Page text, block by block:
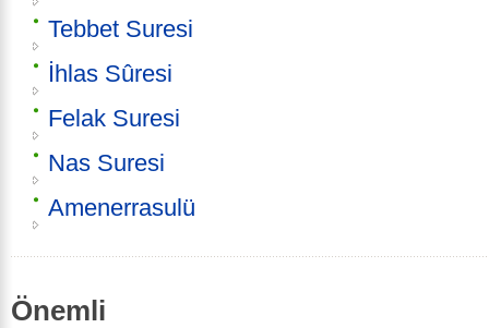
Tebbet Suresi
İhlas Sûresi
Felak Suresi
Nas Suresi
Amenerrasulü
Önemli